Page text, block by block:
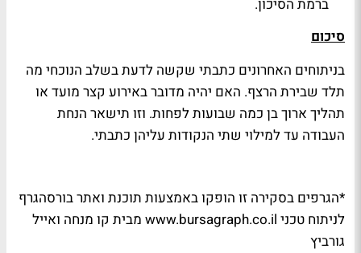
ברמת הסיכון.
סיכום
בניתוחים האחרונים כתבתי שקשה לדעת בשלב הנוכחי מה
תלד שבירת הרצף. האם יהיה מדובר באירוע קצר מועד או
תהליך ארוך בן כמה שבועות לפחות. וזו תישאר הנחת
העבודה עד למילוי שתי הנקודות עליהן כתבתי.
*הגרפים בסקירה זו הופקו באמצעות תוכנת ואתר בורסהגרף
לניתוח טכני www.bursagraph.co.il מבית קו מנחה ואייל
גורביץ